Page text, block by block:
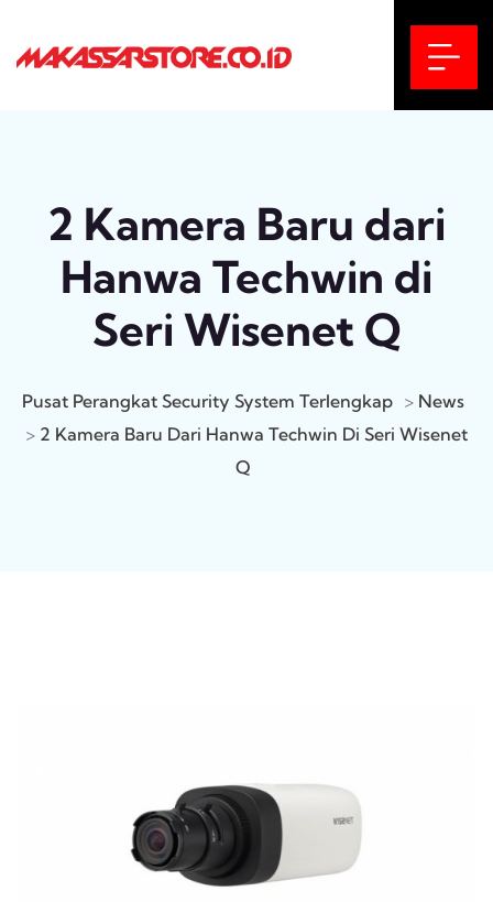
2 Kamera Baru dari
Hanwa Techwin di
Seri Wisenet Q
Pusat Perangkat Security System Terlengkap > News
> 2 Kamera Baru Dari Hanwa Techwin Di Seri Wisenet
Q